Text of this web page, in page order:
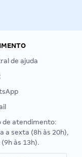
de ajuda
de atendimento:
a sexta (8h às 20h),
às 13h).